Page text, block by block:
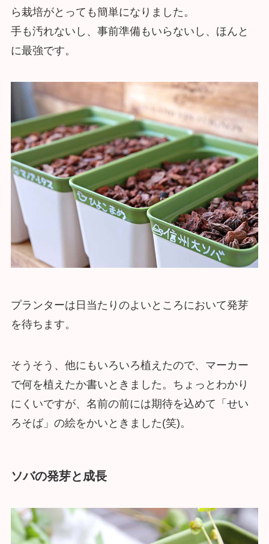
ら栽培がとっても簡単になりました。
手も汚れないし、事前準備もいらないし、ほんと
に最強です。
プランターは日当たりのよいところにおいて発芽
を待ちます。
そうそう、他にもいろいろ植えたので、マーカー
で何を植えたか書いときました。ちょっとわかり
にくいですが、名前の前には期待を込めて「せい
ろそば」の絵をかいときました(笑)。
ソバの発芽と成長